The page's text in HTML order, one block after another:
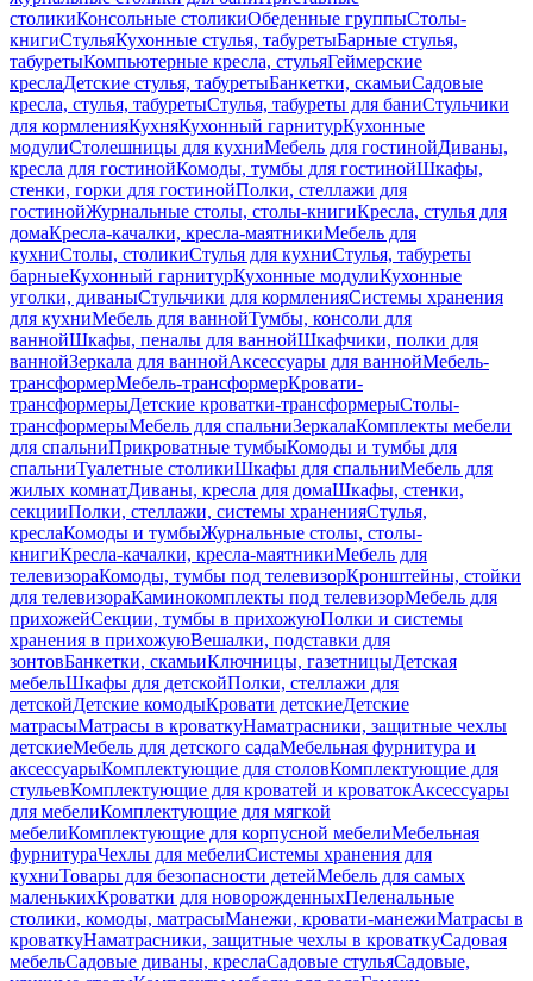
столикиКонсольные столикиОбеденные группыСтолы-
книгиСтульяКухонные стулья, табуретыБарные стулья,
табуретыКомпьютерные кресла, стульяГеймерские
креслаДетские стулья, табуретыБанкетки, скамьиСадовые
кресла, стулья, табуретыСтулья, табуреты для баниСтульчики
для кормленияКухняКухонный гарнитурКухонные
модулиСтолешницы для кухниМебель для гостинойДиваны,
кресла для гостинойКомоды, тумбы для гостинойШкафы,
стенки, горки для гостинойПолки, стеллажи для
гостинойЖурнальные столы, столы-книгиКресла, стулья для
домаКресла-качалки, кресла-маятникиМебель для
кухниСтолы, столикиСтулья для кухниСтулья, табуреты
барныеКухонный гарнитурКухонные модулиКухонные
уголки, диваныСтульчики для кормленияСистемы хранения
для кухниМебель для ваннойТумбы, консоли для
ваннойШкафы, пеналы для ваннойШкафчики, полки для
ваннойЗеркала для ваннойАксессуары для ваннойМебель-
трансформерМебель-трансформерКровати-
трансформерыДетские кроватки-трансформерыСтолы-
трансформерыМебель для спальниЗеркалаКомплекты мебели
для спальниПрикроватные тумбыКомоды и тумбы для
спальниТуалетные столикиШкафы для спальниМебель для
жилых комнатДиваны, кресла для домаШкафы, стенки,
секцииПолки, стеллажи, системы храненияСтулья,
креслаКомоды и тумбыЖурнальные столы, столы-
книгиКресла-качалки, кресла-маятникиМебель для
телевизораКомоды, тумбы под телевизорКронштейны, стойки
для телевизораКаминокомплекты под телевизорМебель для
прихожейСекции, тумбы в прихожуюПолки и системы
хранения в прихожуюВешалки, подставки для
зонтовБанкетки, скамьиКлючницы, газетницыДетская
мебельШкафы для детскойПолки, стеллажи для
детскойДетские комодыКровати детскиеДетские
матрасыМатрасы в кроваткуНаматрасники, защитные чехлы
детскиеМебель для детского садаМебельная фурнитура и
аксессуарыКомплектующие для столовКомплектующие для
стульевКомплектующие для кроватей и кроватокАксессуары
для мебелиКомплектующие для мягкой
мебелиКомплектующие для корпусной мебелиМебельная
фурнитураЧехлы для мебелиСистемы хранения для
кухниТовары для безопасности детейМебель для самых
маленькихКроватки для новорожденныхПеленальные
столики, комоды, матрасыМанежи, кровати-манежиМатрасы в
кроваткуНаматрасники, защитные чехлы в кроваткуСадовая
мебельСадовые диваны, креслаСадовые стульяСадовые,